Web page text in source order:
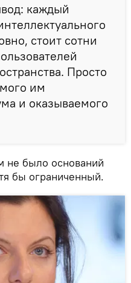
каждый
стоит сотни
Просто
им
и оказываемого
не было оснований
бы ограниченный.